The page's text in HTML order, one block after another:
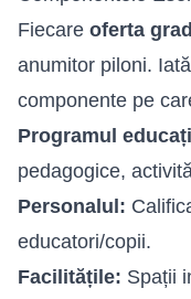
Fiecare oferta
anumitor piloni.
componente pe
Programul
pedagogice,
Personalul:
educatori/copii.
Facilitățile: Spații